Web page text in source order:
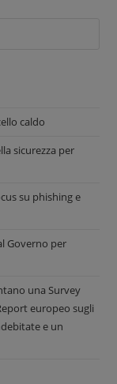
caldo
sicurezza per
su phishing e
Governo per
una Survey
europeo sugli
e un